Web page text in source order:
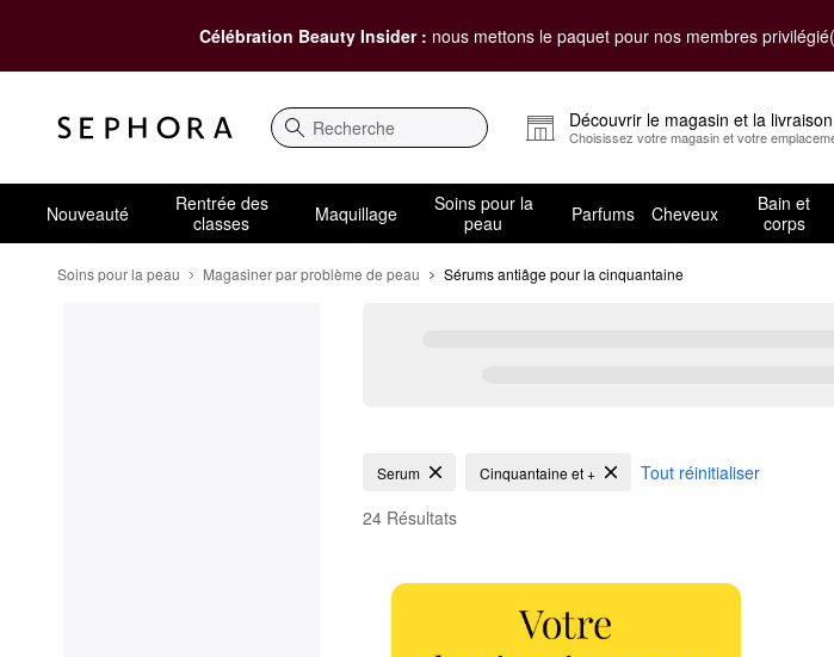
Célébration Beauty Insider : nous mettons le paquet pour nos membres
Recherche
Découvrir le magasin et la livraison
Choisissez votre magasin et votre
Nouveauté
Rentrée des
classes
Maquillage
Soins pour la
peau
Parfums Cheveux
Bain et
corps
Soins pour la peau Magasiner par problème de peau Sérums antiâge pour la cinquantaine
Sérums antiâge pour la cinquantaine
Serum Cinquantaine et +
Tout réinitialiser
24 Résultats